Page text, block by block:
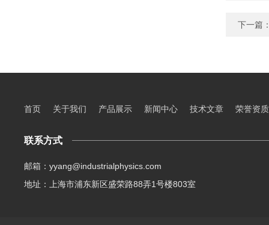
下一篇
首页 关于我们 产品展示 新闻中心 技术文章 荣誉资质
联系方式
邮箱：yyang@industrialphysics.com
地址：上海市浦东新区盛荣路88弄1号楼803室